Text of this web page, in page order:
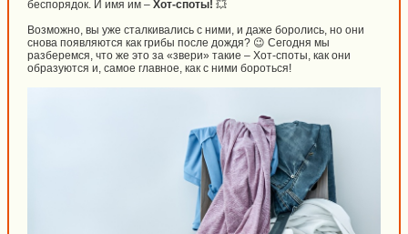
беспорядок. И имя им – Хот-споты! 💥
Возможно, вы уже сталкивались с ними, и даже боролись, но они
снова появляются как грибы после дождя? 😉 Сегодня мы
разберемся, что же это за «звери» такие – Хот-споты, как они
образуются и, самое главное, как с ними бороться!